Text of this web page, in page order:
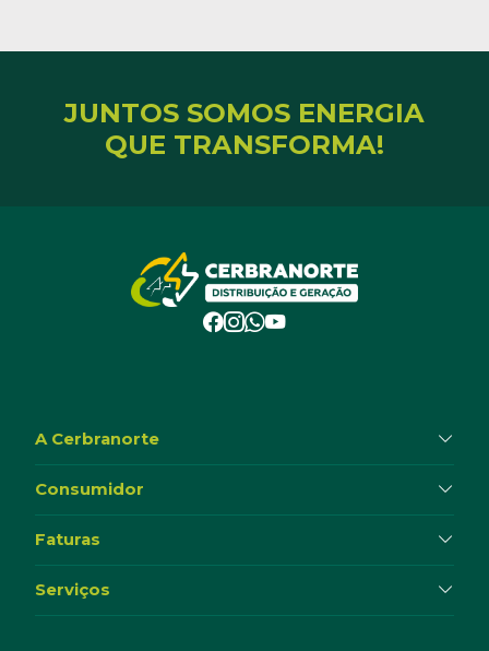
JUNTOS SOMOS ENERGIA
QUE TRANSFORMA!
A Cerbranorte
Consumidor
Faturas
Serviços